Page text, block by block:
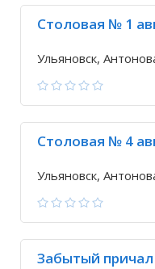
Столовая № 1
Ульяновск,
Столовая № 4
Ульяновск,
Забытый причал